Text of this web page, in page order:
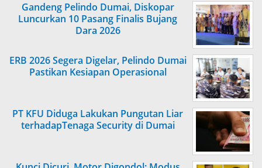
Gandeng Pelindo Dumai, Diskopar
Luncurkan 10 Pasang Finalis Bujang
Dara 2026
ERB 2026 Segera Digelar, Pelindo Dumai
Pastikan Kesiapan Operasional
PT KFU Diduga Lakukan Pungutan Liar
terhadapTenaga Security di Dumai